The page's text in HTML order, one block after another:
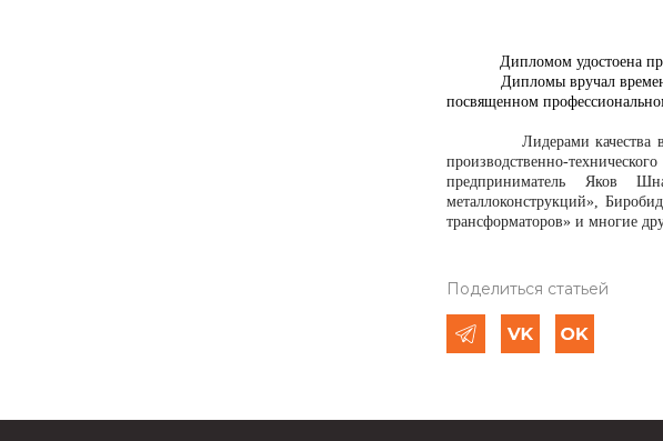
Дипломом удостоена
Дипломы вручал временно
посвященном
Лидерами качества в
производственно-
предприниматель Яков
металлоконструкций»,
трансформаторов» и многие
Поделиться статьей